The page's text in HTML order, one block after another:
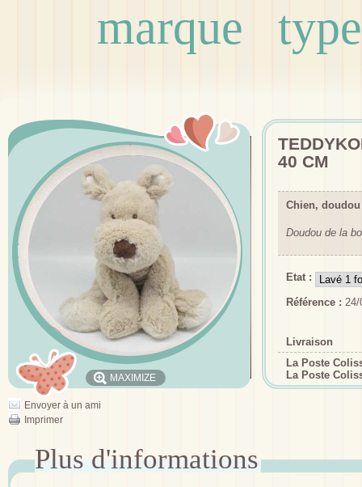
marque type
MAXIMIZE
Envoyer à un ami
Imprimer
40 CM
Chien,
Doudou de la
Etat :
Référence : 24/
Livraison
La Poste
La Poste